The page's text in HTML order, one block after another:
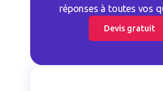
réponses à toutes vos
Devis gratuit